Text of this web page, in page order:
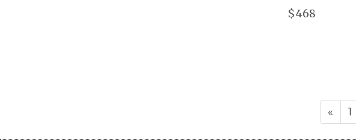
$468
« 1